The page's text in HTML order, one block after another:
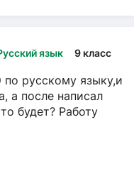
язык 9 класс
русскому языку,и
а после написал
будет? Работу